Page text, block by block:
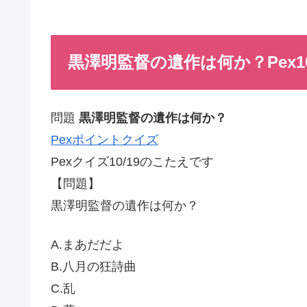
黒澤明監督の遺作は何か？
問題 黒澤明監督の遺作は何か？
Pexポイントクイズ
Pexクイズ10/19のこたえです
【問題】
黒澤明監督の遺作は何か？
A.まあだだよ
B.八月の狂詩曲
C.乱